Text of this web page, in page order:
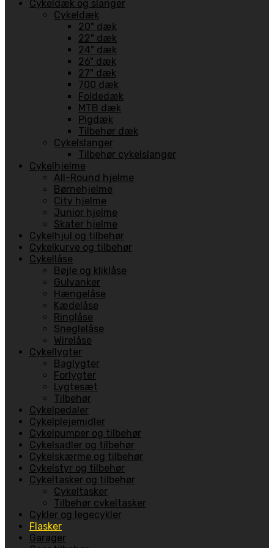
Cykeldæk og slanger
Cykeldæk
20" dæk
22" dæk
24" dæk
26" dæk
27" dæk
700 dæk
Foldedæk
MTB dæk
Pigdæk
Tilbehør dæk
Cykelslanger
Tilbehør cykelslanger
Cykelhjelme
All-Round hjelme
Børnehjelme
City hjelme
Junior hjelme
Skater hjelme
Cykelhjul og tilbehør
Cykelkurve og tilbehør
Cykellåse
Bøjle og kliklåse
Gulvanker
Hængelåse
Kædelåse
Ringlåse
Sneglelåse
Wirelåse
Cykellygter
Baglygter
Forlygter
Lygtesæt
Tilbehør
Cykelpedaler
Cykelplejemidler
Cykelpumper og tilbehør
Cykelsadler og tilbehør
Cykelskærme og tilbehør
Cykelstyr og tilbehør
Cykeltasker og tilbehør
Cykeltasker
Tilbehør cykeltasker
Cykler og legecykler
Flasker
Garager